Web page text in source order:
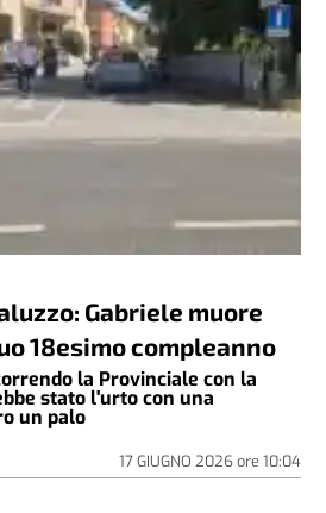
Gabriele muore
18esimo compleanno
la Provinciale con la
stato l'urto con una
un palo
17 GIUGNO 2026ore 10:04